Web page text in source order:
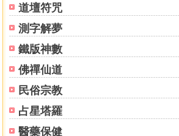
道壇符咒
測字解夢
鐵版神數
佛禪仙道
民俗宗教
占星塔羅
醫藥保健
治喪雜議
弔賻禮儀
卷七
誅軸祭文
卷八
喪祭八禮